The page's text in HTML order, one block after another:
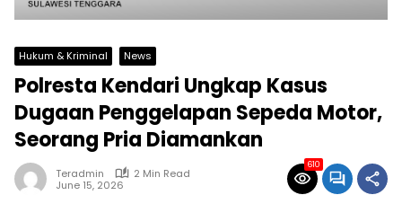
Hukum & Kriminal News
Polresta Kendari Ungkap Kasus
Dugaan Penggelapan Sepeda Motor,
Seorang Pria Diamankan
Teradmin
2 Min Read
June 15, 2026
610